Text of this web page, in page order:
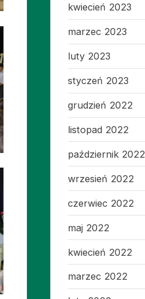
kwiecień 2023
marzec 2023
luty 2023
styczeń 2023
grudzień 2022
listopad 2022
październik 2022
wrzesień 2022
czerwiec 2022
maj 2022
kwiecień 2022
marzec 2022